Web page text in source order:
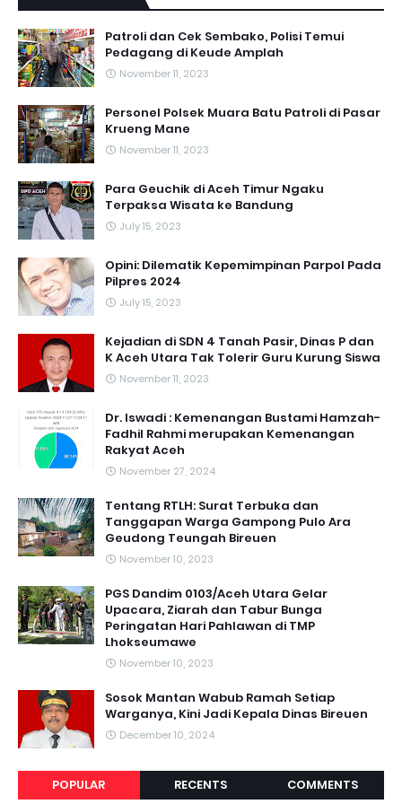
Patroli dan Cek Sembako, Polisi Temui
Pedagang di Keude Amplah
November 11, 2023
Personel Polsek Muara Batu Patroli di Pasar
Krueng Mane
November 11, 2023
Para Geuchik di Aceh Timur Ngaku
Terpaksa Wisata ke Bandung
July 15, 2023
Opini: Dilematik Kepemimpinan Parpol Pada
Pilpres 2024
July 15, 2023
Kejadian di SDN 4 Tanah Pasir, Dinas P dan
K Aceh Utara Tak Tolerir Guru Kurung Siswa
November 11, 2023
Dr. Iswadi : Kemenangan Bustami Hamzah-
Fadhil Rahmi merupakan Kemenangan
Rakyat Aceh
November 27, 2024
Tentang RTLH: Surat Terbuka dan
Tanggapan Warga Gampong Pulo Ara
Geudong Teungah Bireuen
November 10, 2023
PGS Dandim 0103/Aceh Utara Gelar
Upacara, Ziarah dan Tabur Bunga
Peringatan Hari Pahlawan di TMP
Lhokseumawe
November 10, 2023
Sosok Mantan Wabub Ramah Setiap
Warganya, Kini Jadi Kepala Dinas Bireuen
December 10, 2024
POPULAR RECENTS COMMENTS